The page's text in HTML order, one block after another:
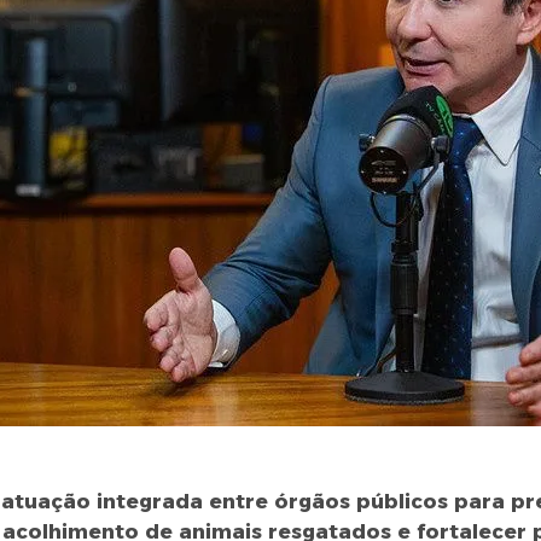
integrada entre órgãos públicos para
de animais resgatados e fortalecer